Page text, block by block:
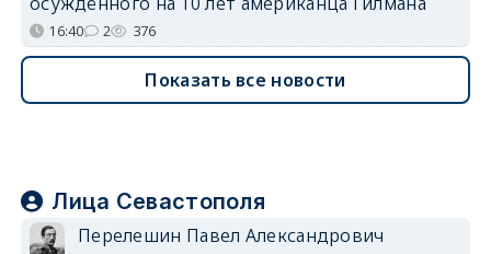
16:40 2 376
Показать все новости
Лица Севастополя
Перелешин Павел Александрович